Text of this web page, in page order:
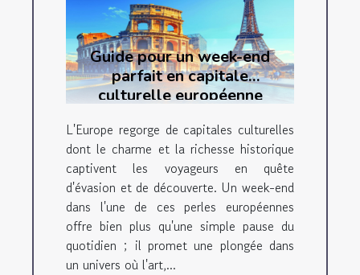
Guide pour un week-end
parfait en capitale
culturelle européenne
L'Europe regorge de capitales culturelles
dont le charme et la richesse historique
captivent les voyageurs en quête
d'évasion et de découverte. Un week-end
dans l'une de ces perles européennes
offre bien plus qu'une simple pause du
quotidien ; il promet une plongée dans
un univers où l'art,...